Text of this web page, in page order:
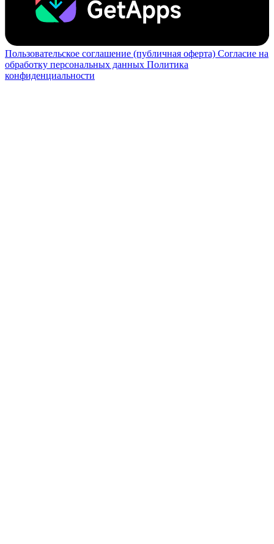
Пользовательское соглашение (публичная оферта) Согласие на
обработку персональных данных Политика
конфиденциальности